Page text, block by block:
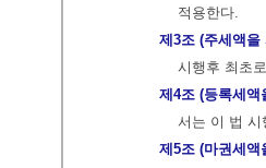
적용한다.
제3조 (주세액을
시행후 최초
제4조 (등록세액
서는 이 법 시
제5조 (마권세액